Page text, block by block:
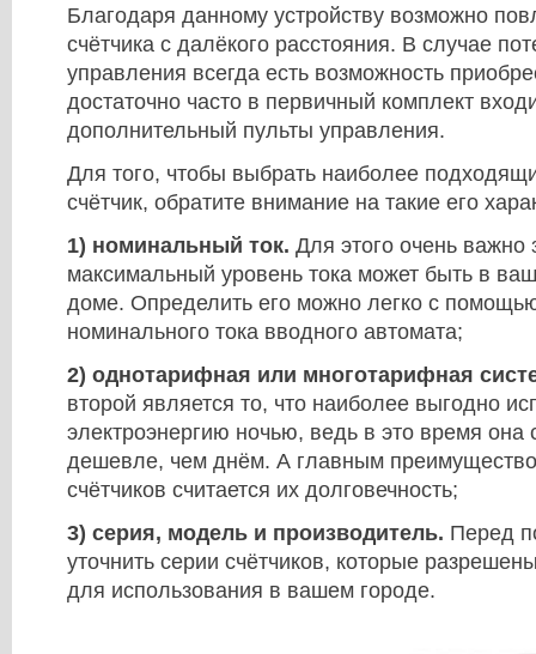
Благодаря данному устройству возможно
счётчика с далёкого расстояния. В случае
управления всегда есть возможность
достаточно часто в первичный комплект
дополнительный пульты управления.
Для того, чтобы выбрать наиболее
счётчик, обратите внимание на такие его
1) номинальный ток. Для этого очень важно
максимальный уровень тока может быть в
доме. Определить его можно легко с
номинального тока вводного автомата;
2) однотарифная или многотарифная
второй является то, что наиболее выгодно
электроэнергию ночью, ведь в это время она
дешевле, чем днём. А главным
счётчиков считается их долговечность;
3) серия, модель и производитель. Перед
уточнить серии счётчиков, которые
для использования в вашем городе.